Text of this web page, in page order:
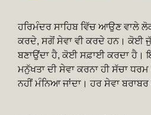
ਹਰਿਮੰਦਰ ਸਾਹਿਬ ਵਿੱਚ ਆਉਣ ਵਾਲੇ
ਕਰਦੇ, ਸਗੋਂ ਸੇਵਾ ਵੀ ਕਰਦੇ ਹਨ। ਕੋਈ
ਬਣਾਉਂਦਾ ਹੈ, ਕੋਈ ਸਫ਼ਾਈ ਕਰਦਾ ਹੈ।
ਮਨੁੱਖਤਾ ਦੀ ਸੇਵਾ ਕਰਨਾ ਹੀ ਸੱਚਾ
ਨਹੀਂ ਮੰਨਿਆ ਜਾਂਦਾ। ਹਰ ਸੇਵਾ ਬਰਾਬਰ